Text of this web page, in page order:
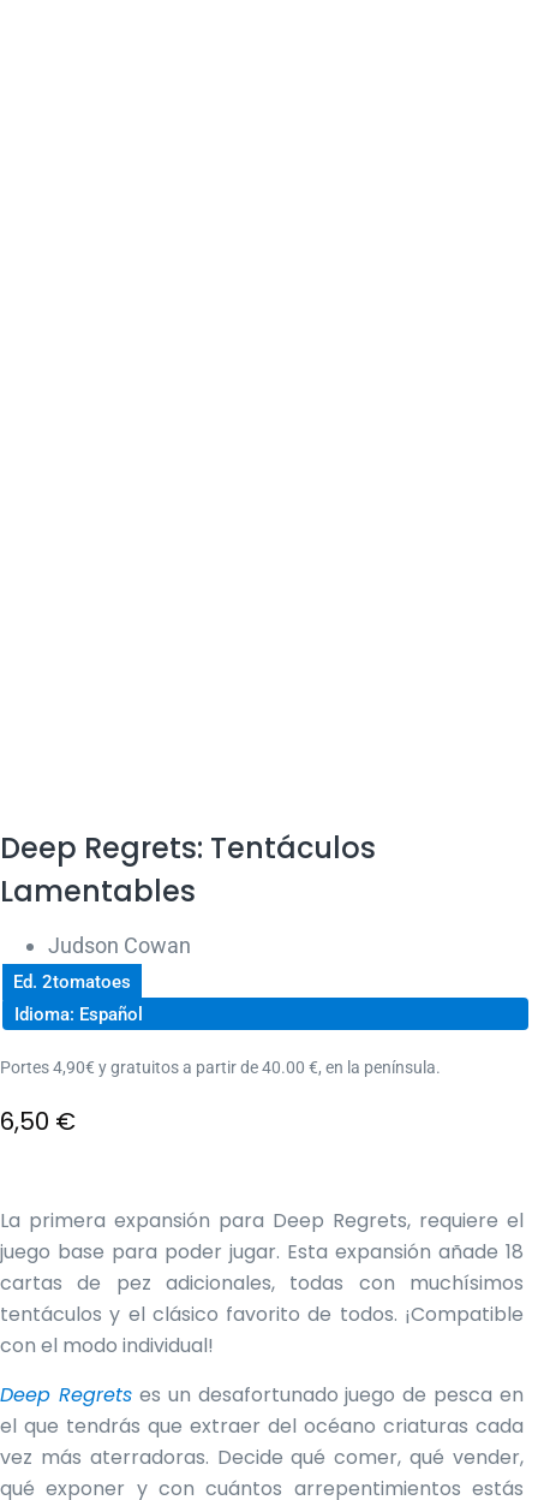
Deep Regrets: Tentáculos
Lamentables
Judson Cowan
Ed. 2tomatoes
Idioma: Español
Portes 4,90€ y gratuitos a partir de 40.00 €, en la península.
6,50 €
La primera expansión para Deep Regrets, requiere el
juego base para poder jugar. Esta expansión añade 18
cartas de pez adicionales, todas con muchísimos
tentáculos y el clásico favorito de todos. ¡Compatible
con el modo individual!
Deep Regretses un desafortunado juego de pesca en
el que tendrás que extraer del océano criaturas cada
vez más aterradoras. Decide qué comer, qué vender,
qué exponer y con cuántos arrepentimientos estás